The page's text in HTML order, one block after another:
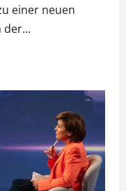
einer neuen
der...